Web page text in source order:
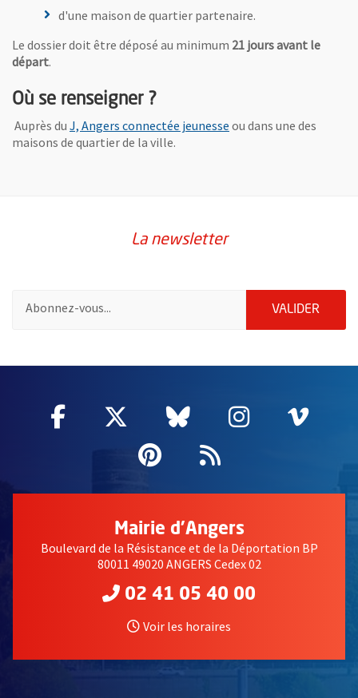
d'une maison de quartier partenaire.
Le dossier doit être déposé au minimum 21 jours avant le
départ.
Où se renseigner ?
Auprès du J, Angers connectée jeunesse ou dans une des
maisons de quartier de la ville.
La newsletter
VALIDER
Facebook
, Ouvre une nouvelle fenêtre
Twitter
, Ouvre une nouvelle
Bluesky
, Ouvre une
Instagram
, Ouvre
,
Pinterest
, Ouvre une
Flux RSS
Mairie d'Angers
Boulevard de la Résistance et de la Déportation BP
80011 49020 ANGERS Cedex 02
02 41 05 40 00
Voir les horaires